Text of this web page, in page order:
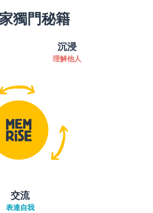
獨門秘籍
沉浸
理解他人
交流
表達自我